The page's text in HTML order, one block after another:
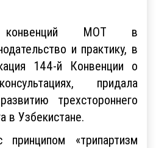
конвенций МОТ в
и практику, в
144-й Конвенции о
придала
трехстороннего
в Узбекистане.
«трипартизм